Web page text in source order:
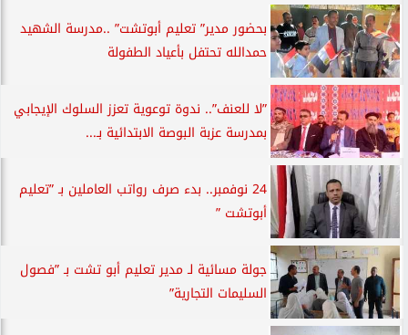
بحضور مدير” تعليم أبوتشت” ..مدرسة الشهيد
حمدالله تحتفل بأعياد الطفولة
”لا للعنف”.. ندوة توعوية تعزز السلوك الإيجابي
بمدرسة عزبة البوصة الابتدائية بـ...
24 نوفمبر.. بدء صرف رواتب العاملين بـ ”تعليم
أبوتشت ”
جولة مسائية لـ مدير تعليم أبو تشت بـ ”فصول
السليمات التجارية”